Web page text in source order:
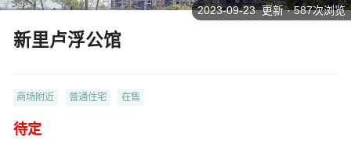
新里卢浮公馆
商场附近 普通住宅 在售
待定
2023-09-23 更新 · 587次浏览